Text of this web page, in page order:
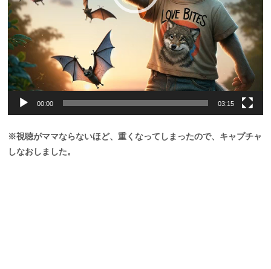
00:00 03:15
※視聴がママならないほど、重くなってしまったので、キャプチャ
しなおしました。